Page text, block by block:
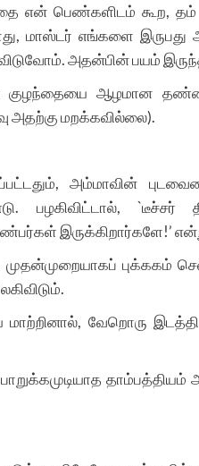
என் பெண்களிடம் கூற,
மாஸ்டர் எங்களை இருபது
அதன்பின் பயம்
ஆழமான தண்ணீர்
அதற்கு மறக்கவில்லை).
அம்மாவின்
பழகிவிட்டால், `டீச்சர்
இருக்கிறார்களே!’
புக்ககம்
வேறொரு
தாம்பத்தியம்